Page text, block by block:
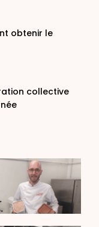
obtenir le
collective